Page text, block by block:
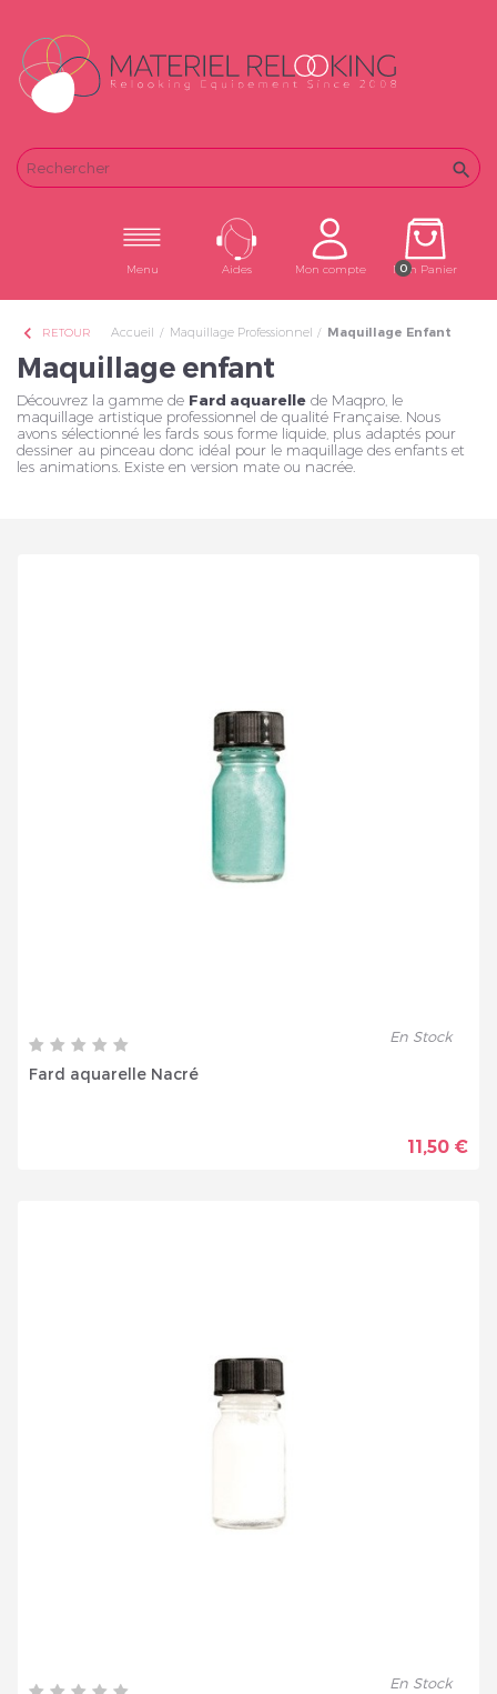

0
Mon Panier
Menu Mon compte
Email
Password
Aides
chevron_left RETOUR Accueil Maquillage Professionnel Maquillage Enfant
Maquillage enfant
Découvrez la gamme de Fard aquarelle de Maqpro, le
maquillage artistique professionnel de qualité Française. Nous
avons sélectionné les fards sous forme liquide, plus adaptés pour
dessiner au pinceau donc idéal pour le maquillage des enfants et
les animations. Existe en version mate ou nacrée.
En Stock
Fard aquarelle Nacré
11,50 €
En Stock